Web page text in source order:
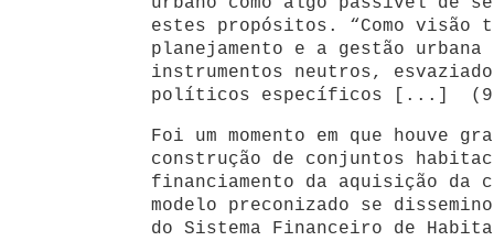
estes propósitos. “Como
planejamento e a gestão urbana
instrumentos neutros,
políticos específicos [...]
Foi um momento em que houve
construção de conjuntos
financiamento da aquisição da
modelo preconizado se
do Sistema Financeiro de